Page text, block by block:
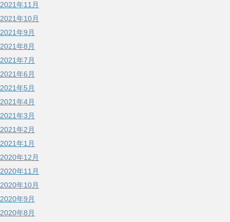
2021年11月
2021年10月
2021年9月
2021年8月
2021年7月
2021年6月
2021年5月
2021年4月
2021年3月
2021年2月
2021年1月
2020年12月
2020年11月
2020年10月
2020年9月
2020年8月